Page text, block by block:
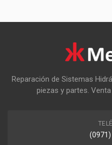
Reparación de Sistemas
piezas y partes.
(0971)